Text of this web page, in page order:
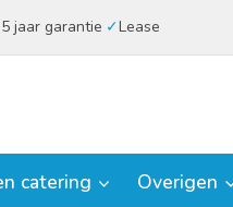
jaar garantie Lease
catering Overigen